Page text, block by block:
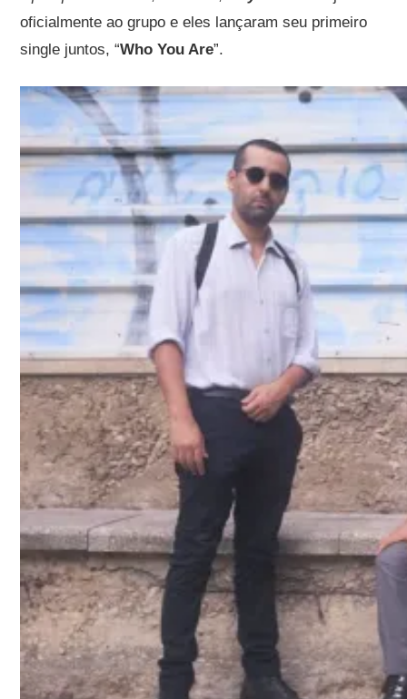
oficialmente ao grupo e eles lançaram seu primeiro
single juntos, “Who You Are”.